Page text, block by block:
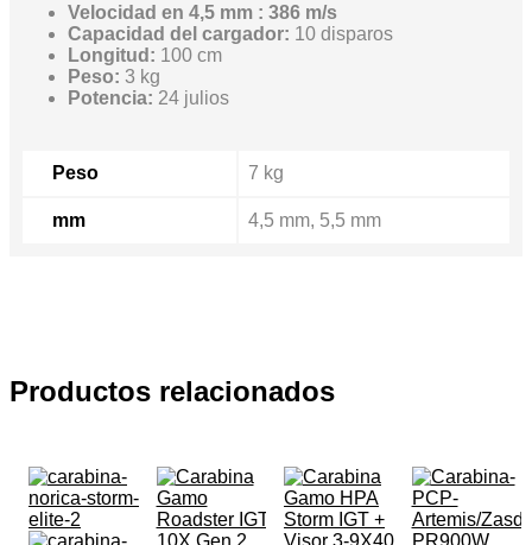
Velocidad en 4,5 mm : 386 m/s
Capacidad del cargador: 10 disparos
Longitud: 100 cm
Peso: 3 kg
Potencia: 24 julios
Peso 7 kg
mm 4,5 mm, 5,5 mm
Productos relacionados